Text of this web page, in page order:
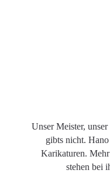
Unser Meister,
gibts nicht.
Karikaturen.
stehen bei